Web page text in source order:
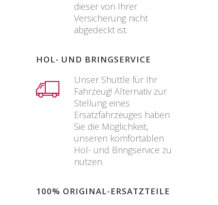
dieser von Ihrer
Versicherung nicht
abgedeckt ist.
HOL- UND BRINGSERVICE
Unser Shuttle für Ihr
Fahrzeug! Alternativ zur
Stellung eines
Ersatzfahrzeuges haben
Sie die Möglichkeit,
unseren komfortablen
Hol- und Bringservice zu
nutzen.
100% ORIGINAL-ERSATZTEILE